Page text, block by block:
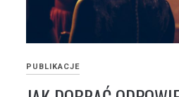
PUBLIKACJE